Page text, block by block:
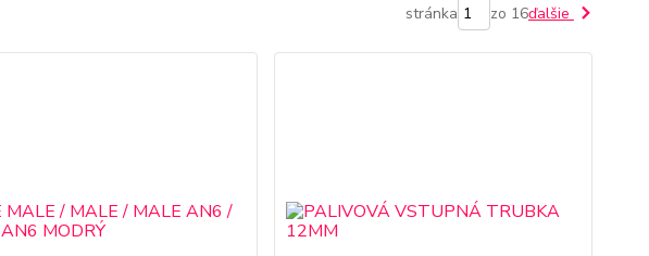
stránka zo 16ďalšie